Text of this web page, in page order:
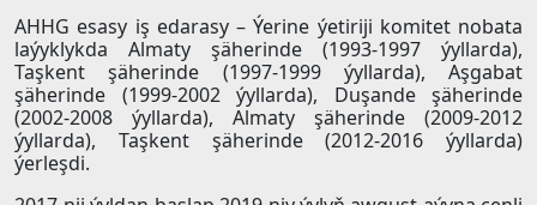
AHHG esasy iş edarasy – Ýerine ýetiriji komitet nobata
laýyklykda Almaty şäherinde (1993-1997 ýyllarda),
Taşkent şäherinde (1997-1999 ýyllarda), Aşgabat
şäherinde (1999-2002 ýyllarda), Duşande şäherinde
(2002-2008 ýyllarda), Almaty şäherinde (2009-2012
ýyllarda), Taşkent şäherinde (2012-2016 ýyllarda)
ýerleşdi.